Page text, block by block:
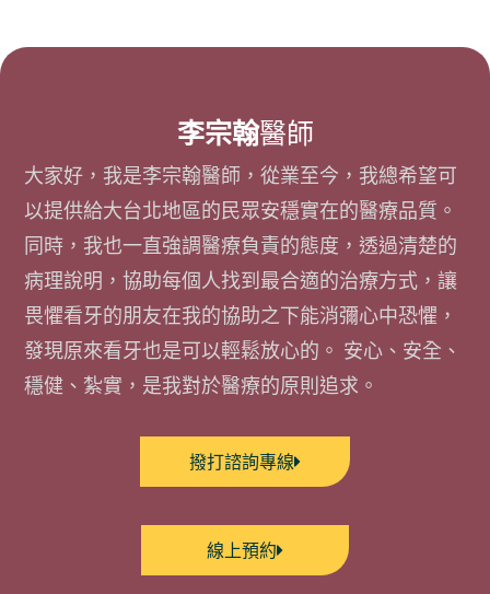
李宗翰醫師
大家好，我是李宗翰醫師，從業至今，我總希望可
以提供給大台北地區的民眾安穩實在的醫療品質。
同時，我也一直強調醫療負責的態度，透過清楚的
病理說明，協助每個人找到最合適的治療方式，讓
畏懼看牙的朋友在我的協助之下能消彌心中恐懼，
發現原來看牙也是可以輕鬆放心的。 安心、安全、
穩健、紮實，是我對於醫療的原則追求。
撥打諮詢專線
線上預約